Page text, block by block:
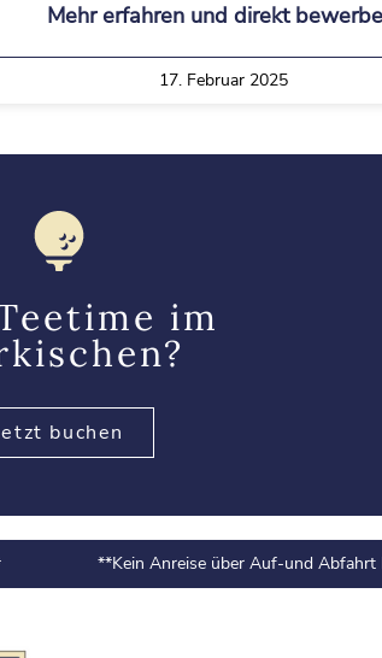
Mehr erfahren und direkt
17. Februar 2025
im
buchen
**Kein Anreise über Auf-und Abfahrt Leest